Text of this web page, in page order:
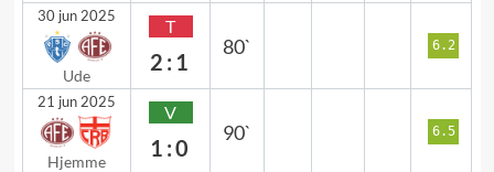
30 jun 2025
Ude
T
2:1
80` 6.2
21 jun 2025
Hjemme
V
1:0
90` 6.5